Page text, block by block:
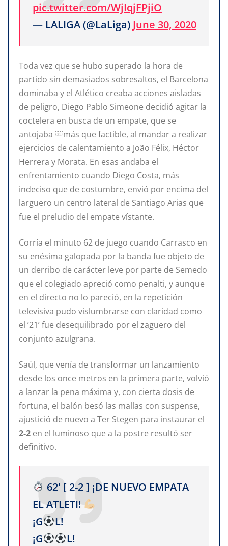
pic.twitter.com/WjIqjFPjiO
— LALIGA (@LaLiga) June 30, 2020
Toda vez que se hubo superado la hora de
partido sin demasiados sobresaltos, el Barcelona
dominaba y el Atlético creaba acciones aisladas
de peligro, Diego Pablo Simeone decidió agitar la
coctelera en busca de un empate, que se
antojaba ￼más que factible, al mandar a realizar
ejercicios de calentamiento a João Félix, Héctor
Herrera y Morata. En esas andaba el
enfrentamiento cuando Diego Costa, más
indeciso que de costumbre, envió por encima del
larguero un centro lateral de Santiago Arias que
fue el preludio del empate vístante.
Corría el minuto 62 de juego cuando Carrasco en
su enésima galopada por la banda fue objeto de
un derribo de carácter leve por parte de Semedo
que el colegiado apreció como penalti, y aunque
en el directo no lo pareció, en la repetición
televisiva pudo vislumbrarse con claridad como
el ’21’ fue desequilibrado por el zaguero del
conjunto azulgrana.
Saúl, que venía de transformar un lanzamiento
desde los once metros en la primera parte, volvió
a lanzar la pena máxima y, con cierta dosis de
fortuna, el balón besó las mallas con suspense,
ajustició de nuevo a Ter Stegen para instaurar el
2-2 en el luminoso que a la postre resultó ser
definitivo.
62' [ 2-2 ] ¡DE NUEVO EMPATA
EL ATLETI!
¡G
L!
¡G
L!